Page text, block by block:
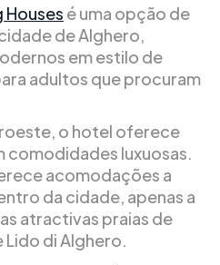
Houses é uma opção de
de Alghero,
em estilo de
adultos que procuram
o hotel oferece
luxuosas.
acomodações a
da cidade, apenas a
atractivas praias de
Lido di Alghero.